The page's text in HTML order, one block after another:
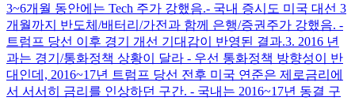
3~6개월 동안에는 Tech 주가 강했음. ​ - 국내 증시도 미국 대선 3
개월까지 반도체/배터리/가전과 함께 은행/증권주가 강했음. -
트럼프 당선 이후 경기 개선 기대감이 반영된 결과. ​ 3. 2016 년
과는 경기/통화정책 상황이 달라 - 우선 통화정책 방향성이 반
대인데, 2016~17년 트럼프 당선 전후 미국 연준은 제로금리에
서 서서히 금리를 인상하던 구간. - 국내는 2016~17년 동결 구